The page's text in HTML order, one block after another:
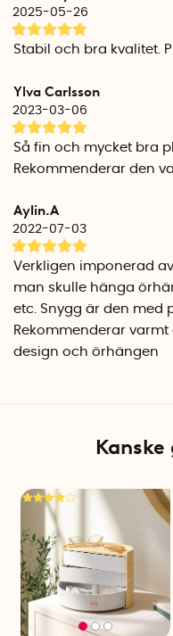
2025-05-26
Stabil och bra kvalitet.
Ylva Carlsson
2023-03-06
Så fin och mycket bra
Rekommenderar den
Aylin.A
2022-07-03
Verkligen imponerad
man skulle hänga
etc. Snygg är den med
Rekommenderar
design och örhängen